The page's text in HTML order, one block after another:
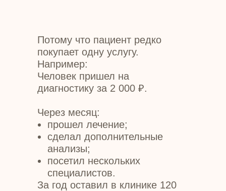
Потому что пациент редко
покупает одну услугу.
Например:
Человек пришел на
диагностику за 2 000 ₽.
Через месяц:
прошел лечение;
сделал дополнительные
анализы;
посетил нескольких
специалистов.
За год оставил в клинике 120